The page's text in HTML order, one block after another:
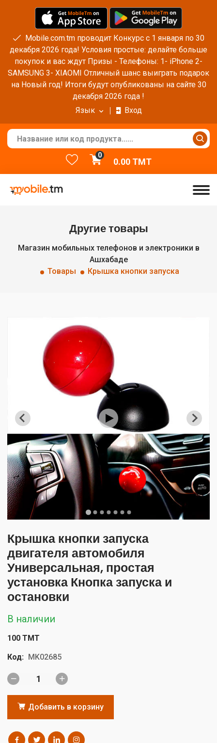
Mobile.com.tm проводит Конкурс с 1 января по 30
декабря 2026 года! Условия простые: делайте больше
покупок и вас ждут Призы - Телефоны: 1- iPhone 2-
SAMSUNG 3- XIAOMI Отличный шанс выиграть подарок
на Новый год! Итоги будут опубликованы на сайте 30
декабря 2026 года !
Язык
Вход
0
0.00TMT
Другие товары
Магазин мобильных телефонов и электроники в
Ашхабаде
Товары
Крышка кнопки запуска
Крышка кнопки запуска
двигателя автомобиля
Универсальная, простая
установка Кнопка запуска и
остановки
В наличии
100 TMT
Код: MK02685
Добавить в корзину